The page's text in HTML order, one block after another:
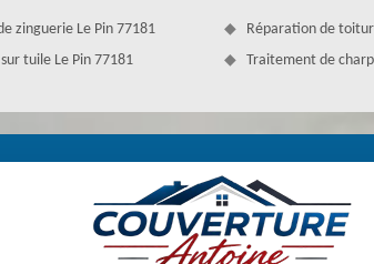
travaux de toiture et les travaux de zinguerie. En effet,
l’étanchéité du toit au cours du temps. Spécialisée
les travaux qui concernent la gouttière, les chéneaux ou
zinguerie Le Pin 77181
tuile Le Pin 77181
Réparation de
Traitement de